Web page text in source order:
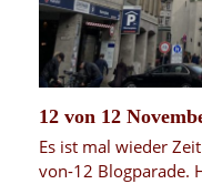
12 von 12
Es ist mal wieder
von-12 Blogparade.